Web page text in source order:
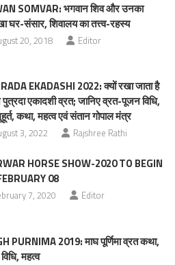
SOMVAR: भगवान शिव और उनका
घर-संसार, शिवालय का तत्त्व-रहस्य
20, 2018 Editor
EKADASHI 2022: क्यों रखा जाता है
एकादशी व्रत; जानिए व्रत-पूजन विधि,
कथा, महत्व एवं संतान गोपाल मंत्र
3, 2022 Rajshree Rathi
HORSE SHOW-2020 TO BEGIN
08
7, 2020 Editor
PURNIMA 2019: माघ पूर्णिमा व्रत कथा,
महत्व